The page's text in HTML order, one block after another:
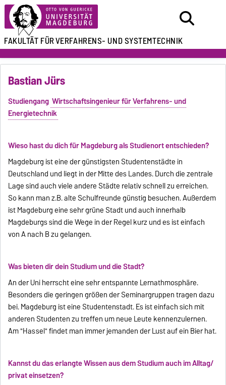
FAKULTÄT FÜRVERFAHRENS- UND SYSTEMTECHNIK
Bastian Jürs
Studiengang Wirtschaftsingenieur für Verfahrens- und
Energietechnik
Wieso hast du dich für Magdeburg als Studienort entschieden?
Magdeburg ist eine der günstigsten Studentenstädte in
Deutschland und liegt in der Mitte des Landes. Durch die zentrale
Lage sind auch viele andere Städte relativ schnell zu erreichen.
So kann man z.B. alte Schulfreunde günstig besuchen. Außerdem
ist Magdeburg eine sehr grüne Stadt und auch innerhalb
Magdeburgs sind die Wege in der Regel kurz und es ist einfach
von A nach B zu gelangen.
Was bieten dir dein Studium und die Stadt?
An der Uni herrscht eine sehr entspannte Lernathmosphäre.
Besonders die geringen größen der Seminargruppen tragen dazu
bei. Magdeburg ist eine Studentenstadt. Es ist einfach sich mit
anderen Studenten zu treffen um neue Leute kennenzulernen.
Am "Hassel" findet man immer jemanden der Lust auf ein Bier hat.
Kannst du das erlangte Wissen aus dem Studium auch im Alltag/
privat einsetzen?